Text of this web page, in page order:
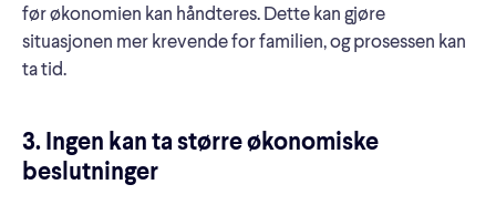
før økonomien kan håndteres. Dette kan gjøre
situasjonen mer krevende for familien, og prosessen kan
ta tid.
3. Ingen kan ta større økonomiske
beslutninger